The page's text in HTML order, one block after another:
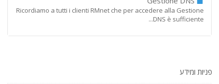
Ricordiamo a tutti i clienti RMnet che per accedere alla Gestione
DNS è sufficiente...
פניות ומידע